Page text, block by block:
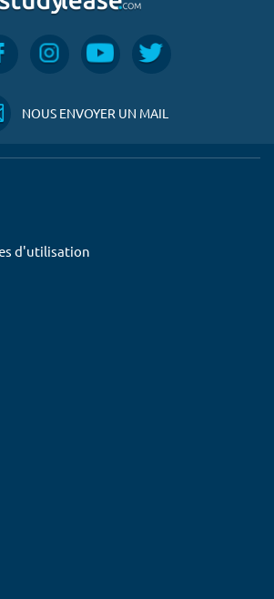
NOUS ENVOYER UN MAIL
d'utilisation